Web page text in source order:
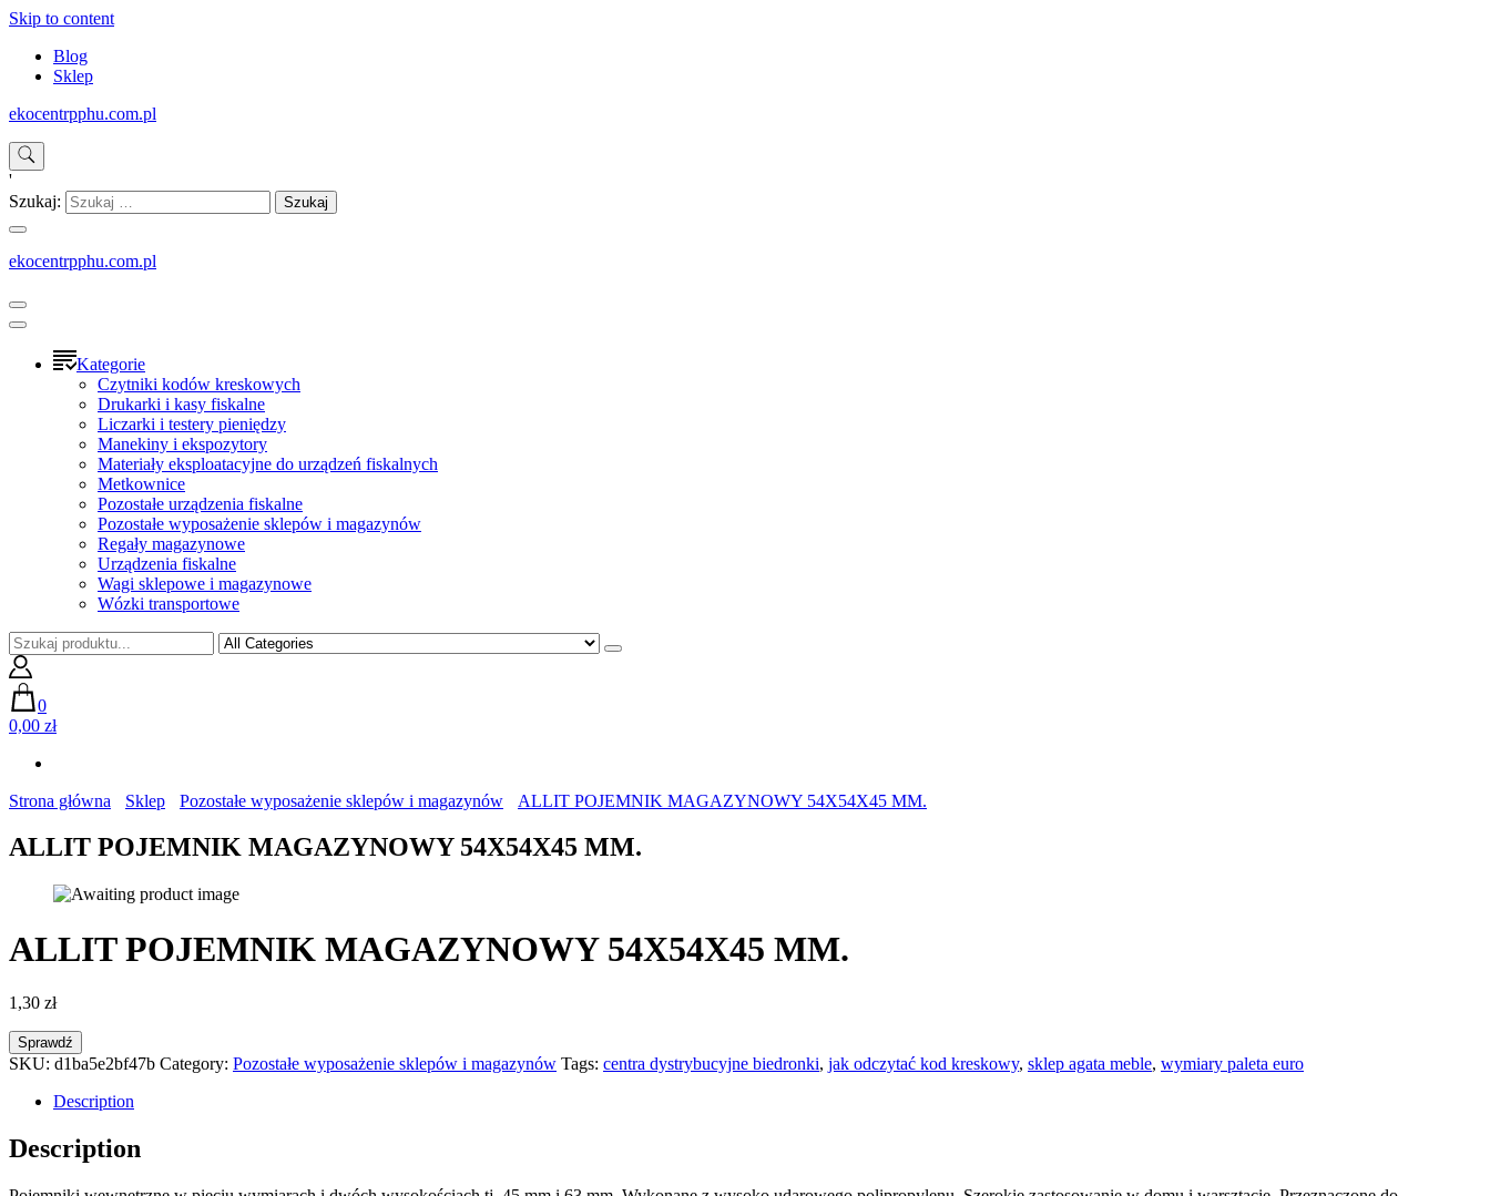
Skip to content
Blog
Sklep
ekocentrpphu.com.pl
'
Szukaj:
ekocentrpphu.com.pl
Kategorie
Czytniki kodów kreskowych
Drukarki i kasy fiskalne
Liczarki i testery pieniędzy
Manekiny i ekspozytory
Materiały eksploatacyjne do urządzeń fiskalnych
Metkownice
Pozostałe urządzenia fiskalne
Pozostałe wyposażenie sklepów i magazynów
Regały magazynowe
Urządzenia fiskalne
Wagi sklepowe i magazynowe
Wózki transportowe
0
0,00 zł
Strona główna Sklep Pozostałe wyposażenie sklepów i magazynów ALLIT POJEMNIK MAGAZYNOWY 54X54X45 MM.
ALLIT POJEMNIK MAGAZYNOWY 54X54X45 MM.
ALLIT POJEMNIK MAGAZYNOWY 54X54X45 MM.
1,30 zł
Sprawdź
SKU: d1ba5e2bf47b Category: Pozostałe wyposażenie sklepów i magazynów Tags: centra dystrybucyjne biedronki, jak odczytać kod kreskowy, sklep agata meble, wymiary paleta euro
Description
Description